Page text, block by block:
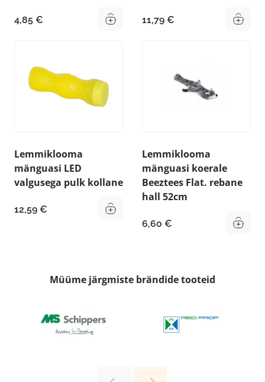
4,85 € 11,79 €
Lemmiklooma
mänguasi LED
valgusega pulk kollane
12,59 €
Lemmiklooma
mänguasi koerale
Beeztees Flat. rebane
hall 52cm
6,60 €
Müüme järgmiste brändide tooteid